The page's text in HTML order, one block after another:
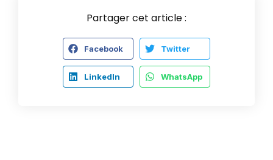
Partager cet article :
Facebook Twitter
LinkedIn WhatsApp